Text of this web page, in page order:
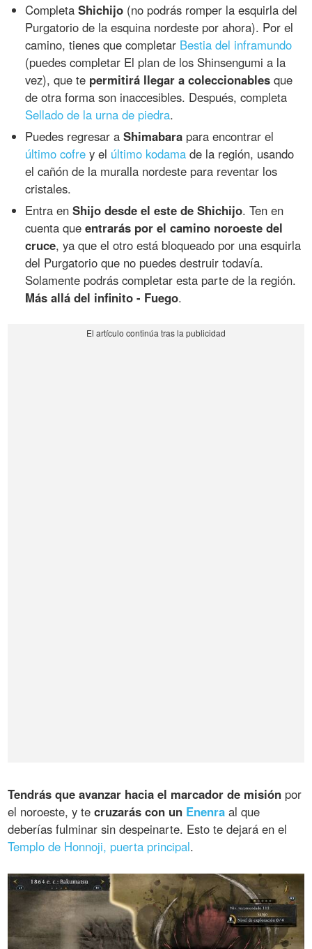
CompletaShichijo (no podrás romper la esquirla del
Purgatorio de la esquina nordeste por ahora). Por el
camino, tienes que completar Bestia del inframundo
(puedes completar El plan de los Shinsengumi a la
vez), que te permitirá llegar a coleccionables que
de otra forma son inaccesibles. Después, completa
Sellado de la urna de piedra.
Puedes regresar aShimabara para encontrar el
último cofre y el último kodama de la región, usando
el cañón de la muralla nordeste para reventar los
cristales.
Entra enShijo desde el este de Shichijo. Ten en
cuenta queentrarás por el camino noroeste del
cruce, ya que el otro está bloqueado por una esquirla
del Purgatorio que no puedes destruir todavía.
Solamente podrás completar esta parte de la región.
Más allá del infinito - Fuego.
Tendrás que avanzar hacia el marcador de misión por
el noroeste, y tecruzarás con un Enenra al que
deberías fulminar sin despeinarte. Esto te dejará en el
Templo de Honnoji, puerta principal.